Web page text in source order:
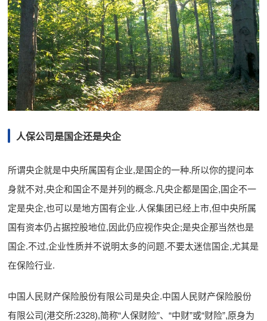
人保公司是国企还是央企
所谓央企就是中央所属国有企业,是国企的一种.所以你的提问本
身就不对,央企和国企不是并列的概念.凡央企都是国企,国企不一
定是央企,也可以是地方国有企业.人保集团已经上市,但中央所属
国有资本仍占据控股地位,因此仍应视作央企;是央企那当然也是
国企.不过,企业性质并不说明太多的问题.不要太迷信国企,尤其是
在保险行业.
中国人民财产保险股份有限公司是央企.中国人民财产保险股份
有限公司(港交所:2328),简称“人保财险”、“中财”或“财险”,原身为